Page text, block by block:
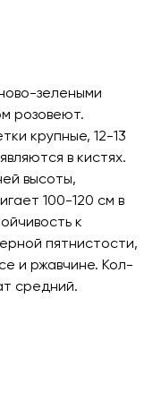
зелеными
розовеют.
крупные, 12-13
в кистях.
высоты,
100-120 см в
к
пятнистости,
и ржавчине. Кол-
средний.